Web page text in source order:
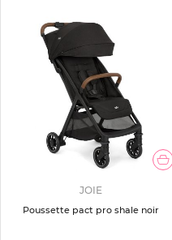
JOIE
Poussette pact pro shale noir